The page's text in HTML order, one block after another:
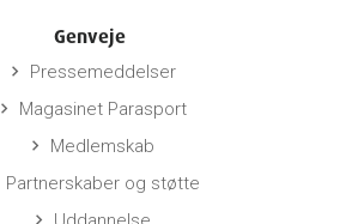
Genveje
keyboard_arrow_right Pressemeddelser
keyboard_arrow_right Magasinet Parasport
keyboard_arrow_right Medlemskab
Partnerskaber og støtte